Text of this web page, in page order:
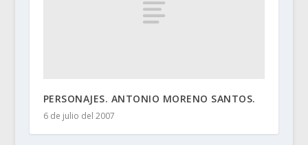
PERSONAJES. ANTONIO MORENO SANTOS.
6 de julio del 2007